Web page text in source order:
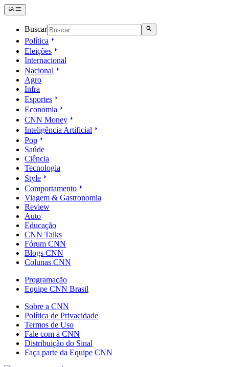
Buscar
Política
Eleições
Internacional
Nacional
Agro
Infra
Esportes
Economia
CNN Money
Inteligência Artificial
Pop
Saúde
Ciência
Tecnologia
Style
Comportamento
Viagem & Gastronomia
Review
Auto
Educação
CNN Talks
Fórum CNN
Blogs CNN
Colunas CNN
Programação
Equipe CNN Brasil
Sobre a CNN
Política de Privacidade
Termos de Uso
Fale com a CNN
Distribuição do Sinal
Faça parte da Equipe CNN